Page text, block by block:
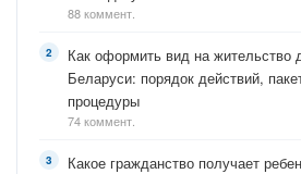
88 коммент.
Как оформить вид на жительство
Беларуси: порядок действий,
процедуры
74 коммент.
Какое гражданство получает